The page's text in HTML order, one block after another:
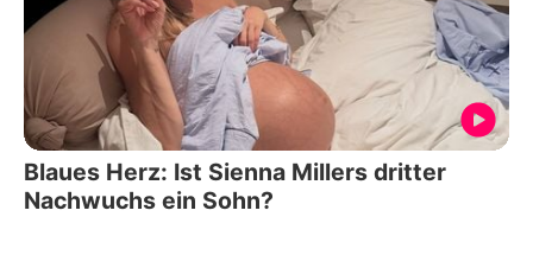
Blaues Herz: Ist Sienna Millers dritter
Nachwuchs ein Sohn?